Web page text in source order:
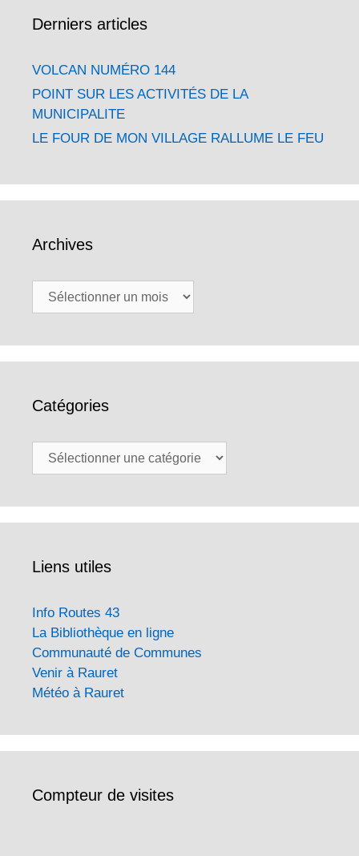
Derniers articles
VOLCAN NUMÉRO 144
POINT SUR LES ACTIVITÉS DE LA
MUNICIPALITE
LE FOUR DE MON VILLAGE RALLUME LE FEU
Archives
Archives
Catégories
Catégories
Liens utiles
Info Routes 43
La Bibliothèque en ligne
Communauté de Communes
Venir à Rauret
Météo à Rauret
Compteur de visites